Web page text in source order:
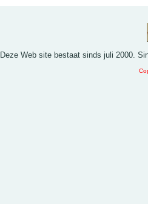
Deze Web site bestaat sinds juli 2000.